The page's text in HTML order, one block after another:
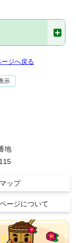
ージへ戻る
示
地
ップ
ージについて